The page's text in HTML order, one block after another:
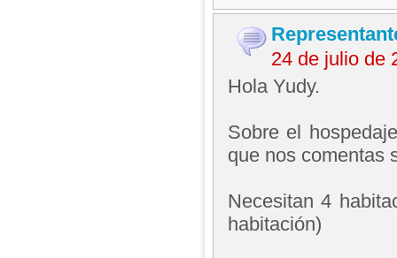
24 de julio de
Hola Yudy.
Sobre el
que nos comentas
Necesitan 4
habitación)